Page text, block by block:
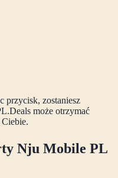
przycisk, zostaniesz
może otrzymać
Nju Mobile PL